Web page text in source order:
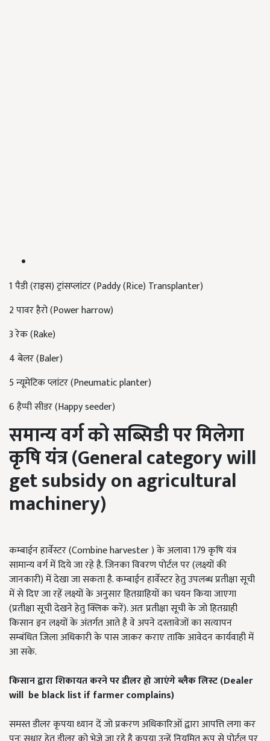
1 पैडी (राइस) ट्रांसप्लांटर (Paddy (Rice) Transplanter)
2 पावर हैरो (Power harrow)
3 रेक (Rake)
4 बेलर (Baler)
5 न्यूमेटिक प्लांटर (Pneumatic planter)
6 हैप्पी सीडर (Happy seeder)
समान्य वर्ग को सब्सिडी पर मिलेगा
कृषि यंत्र (General category will
get subsidy on agricultural
machinery)
कम्बाईन हार्वेस्टर (Combine harvester ) के अलावा 179 कृषि यंत्र
सामान्य वर्ग में दिये जा रहे है. जिनका विवरण पोर्टल पर (लक्ष्यों की
जानकारी) में देखा जा सकता है. कम्बाईन हार्वेस्टर हेतु उपलब्ध प्रतीक्षा सूची
में से दिए जा रहें लक्ष्यों के अनुसार हितग्राहियों का चयन किया जाएगा
(प्रतीक्षा सूची देखने हेतु क्लिक करें). अतः प्रतीक्षा सूची के जो हितग्राही
किसान इन लक्ष्यों के अंतर्गत आते है वे अपने दस्तावेजों का सत्यापन
सम्बंधित जिला अधिकारी के पास जाकर कराए ताकि आवेदन कार्यवाही में
आ सके.
किसानद्वारा शिकायत करने पर डीलरहो जाएंगेब्लैक लिस्ट (Dealer
will be black list if farmer complains)
समस्त डीलर कृपया ध्यान दें जो प्रकरण अधिकारिओं द्वारा आपत्ति लगा कर